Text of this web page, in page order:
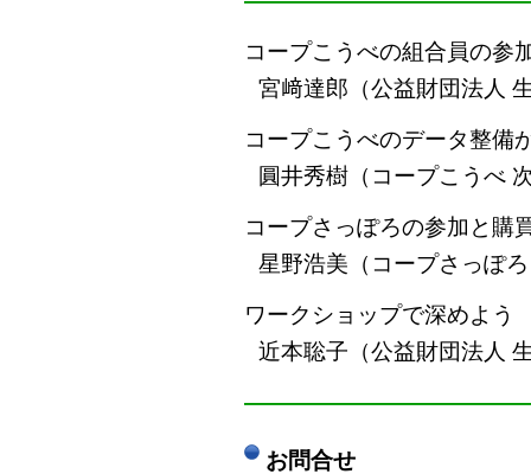
コープこうべの組合員の参
宮﨑達郎（公益財団法人
コープこうべのデータ整備
圓井秀樹（コープこうべ
コープさっぽろの参加と購
星野浩美（コープさっぽ
ワークショップで深めよう
近本聡子（公益財団法人
お問合せ